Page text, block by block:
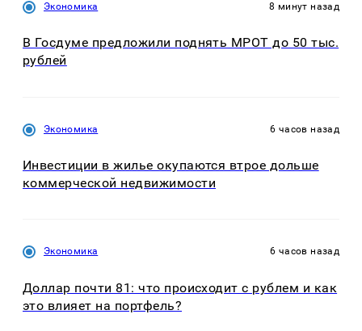
Экономика 8 минут назад
В Госдуме предложили поднять МРОТ до 50 тыс.
рублей
Экономика 6 часов назад
Инвестиции в жилье окупаются втрое дольше
коммерческой недвижимости
Экономика 6 часов назад
Доллар почти 81: что происходит с рублем и как
это влияет на портфель?